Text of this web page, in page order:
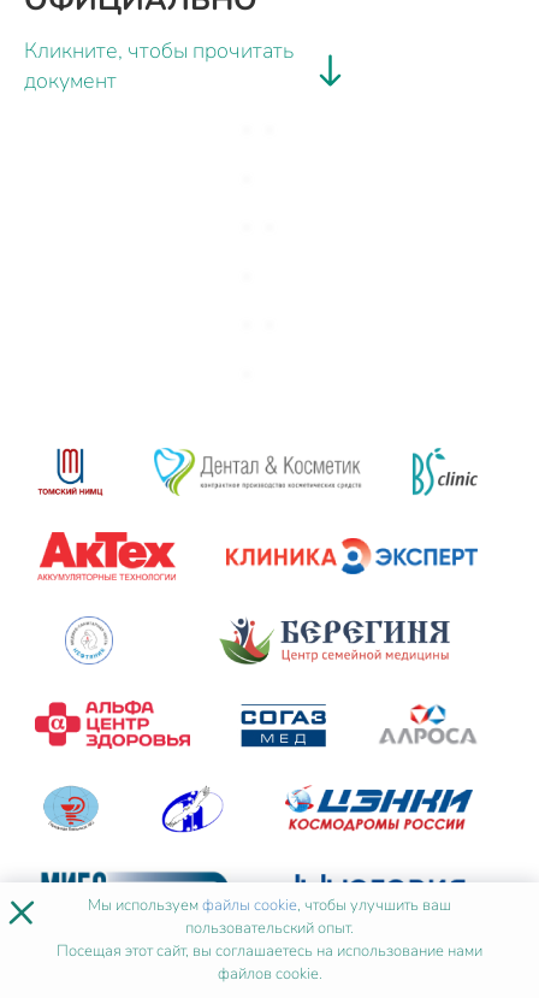
Кликните, чтобы прочитать
документ
× Мы используемфайлы cookie, чтобы улучшить ваш
пользовательский опыт.
Посещая этот сайт, вы соглашаетесь на использование нами
файлов cookie.